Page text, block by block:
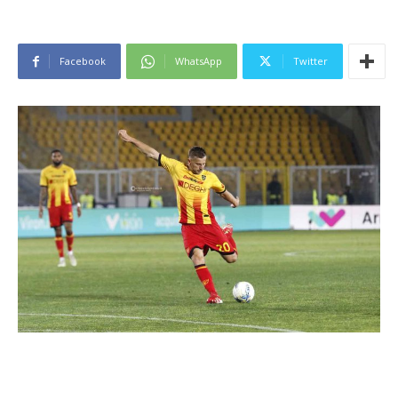
Facebook WhatsApp Twitter